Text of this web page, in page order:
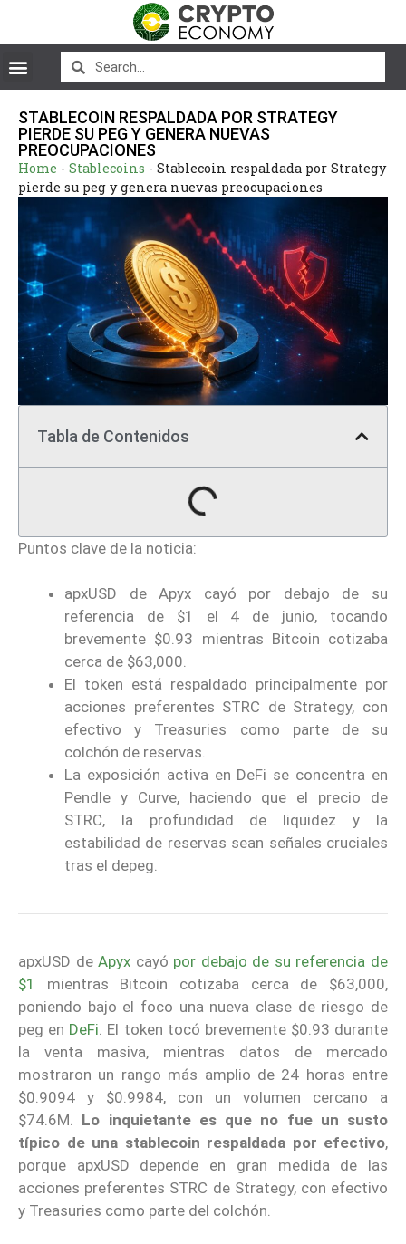
STABLECOIN RESPALDADA POR STRATEGY
PIERDE SU PEG Y GENERA NUEVAS
PREOCUPACIONES
Home - Stablecoins - Stablecoin respaldada por Strategy
pierde su peg y genera nuevas preocupaciones
Tabla de Contenidos
Puntos clave de la noticia:
apxUSD de Apyx cayó por debajo de su
referencia de $1 el 4 de junio, tocando
brevemente $0.93 mientras Bitcoin cotizaba
cerca de $63,000.
El token está respaldado principalmente por
acciones preferentes STRC de Strategy, con
efectivo y Treasuries como parte de su
colchón de reservas.
La exposición activa en DeFi se concentra en
Pendle y Curve, haciendo que el precio de
STRC, la profundidad de liquidez y la
estabilidad de reservas sean señales cruciales
tras el depeg.
apxUSD deApyx cayó por debajo de su referencia de
$1
mientras Bitcoin cotizaba cerca de $63,000,
poniendo bajo el foco una nueva clase de riesgo de
peg en DeFi. El token tocó brevemente $0.93 durante
la venta masiva, mientras datos de mercado
mostraron un rango más amplio de 24 horas entre
$0.9094 y $0.9984, con un volumen cercano a
$74.6M. Lo inquietante es que no fue un susto
típico de una stablecoin respaldada por efectivo,
porque apxUSD depende en gran medida de las
acciones preferentes STRC de Strategy, con efectivo
y Treasuries como parte del colchón.